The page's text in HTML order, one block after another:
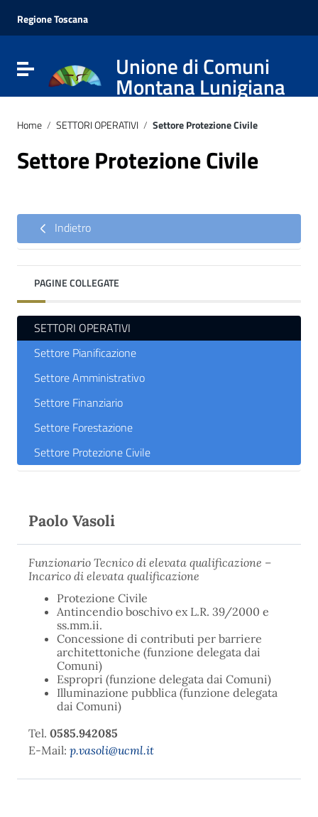
Vai al menu di navigazione
Vai al footer
Regione Toscana
Attiva / disattiva la navigazioneUnione di Comuni
Montana Lunigiana
Home / SETTORI OPERATIVI / Settore Protezione Civile
Settore Protezione Civile
Indietro
PAGINE COLLEGATE
SETTORI OPERATIVI
Settore Pianificazione
Settore Amministrativo
Settore Finanziario
Settore Forestazione
Settore Protezione Civile
Paolo Vasoli
Funzionario Tecnico di elevata qualificazione –
Incarico di elevata qualificazione
Protezione Civile
Antincendio boschivo ex L.R. 39/2000 e
ss.mm.ii.
Concessione di contributi per barriere
architettoniche (funzione delegata dai
Comuni)
Espropri (funzione delegata dai Comuni)
Illuminazione pubblica (funzione delegata
dai Comuni)
Tel. 0585.942085
E-Mail: p.vasoli@ucml.it